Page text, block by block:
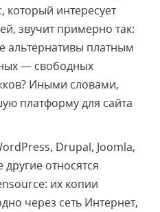
который интересует
звучит примерно так:
альтернативы платным
— свободных
Иными словами,
платформу для сайта
Drupal, Joomla,
относятся
их копии
через сеть Интернет,